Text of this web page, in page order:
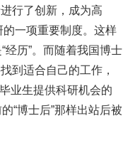
行了创新，成为高
一项重要制度。这样
经历”。而随着我国博士
到适合自己的工作，
业生提供科研机会的
“博士后”那样出站后被